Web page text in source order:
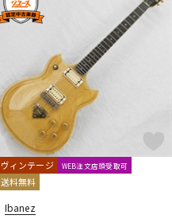
楽器アクセサリ
ヴィンテージ
ヴィンテージ WEB注文店頭受取可
送料無料
Ibanez